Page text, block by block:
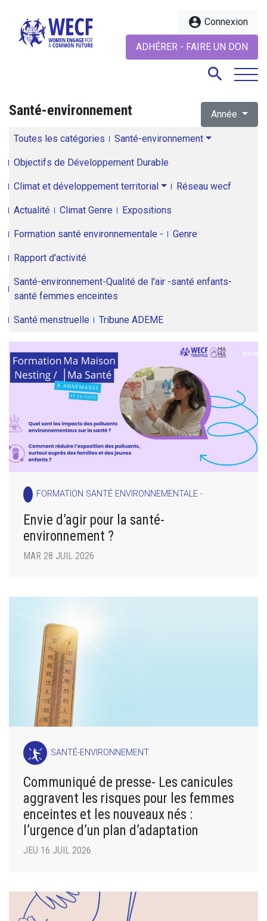
account_circle Connexion
ADHÉRER - FAIRE UN DON
search
Santé-environnement Année
Toutes les catégories Santé-environnement
Objectifs de Développement Durable
Climat et développement territorial Réseau wecf
Actualité Climat Genre Expositions
Formation santé environnementale - Genre
Rapport d'activité
Santé-environnement-Qualité de l'air -santé enfants-
santé femmes enceintes
Santé menstruelle Tribune ADEME
FORMATION SANTÉ ENVIRONNEMENTALE -
Envie d’agir pour la santé-
environnement ?
MAR 28 JUIL 2026
SANTÉ-ENVIRONNEMENT
Communiqué de presse- Les canicules
aggravent les risques pour les femmes
enceintes et les nouveaux nés :
l’urgence d’un plan d’adaptation
JEU 16 JUIL 2026